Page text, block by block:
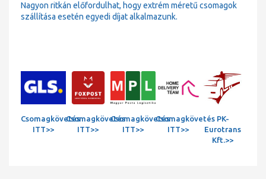
Nagyon ritkán előfordulhat, hogy extrém méretű csomagok
szállítása esetén egyedi díjat alkalmazunk.
Csomagkövetés
ITT>>
Csomagkövetés
ITT>>
Csomagkövetés
ITT>>
Csomagkövetés
ITT>>
PK-
Eurotrans
Kft.>>